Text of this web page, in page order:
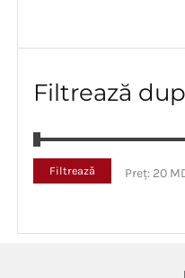
Filtrează
Filtrează Preț: 20